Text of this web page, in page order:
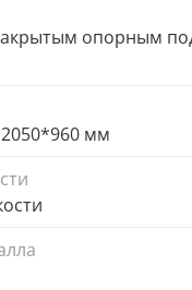
опорным
мм